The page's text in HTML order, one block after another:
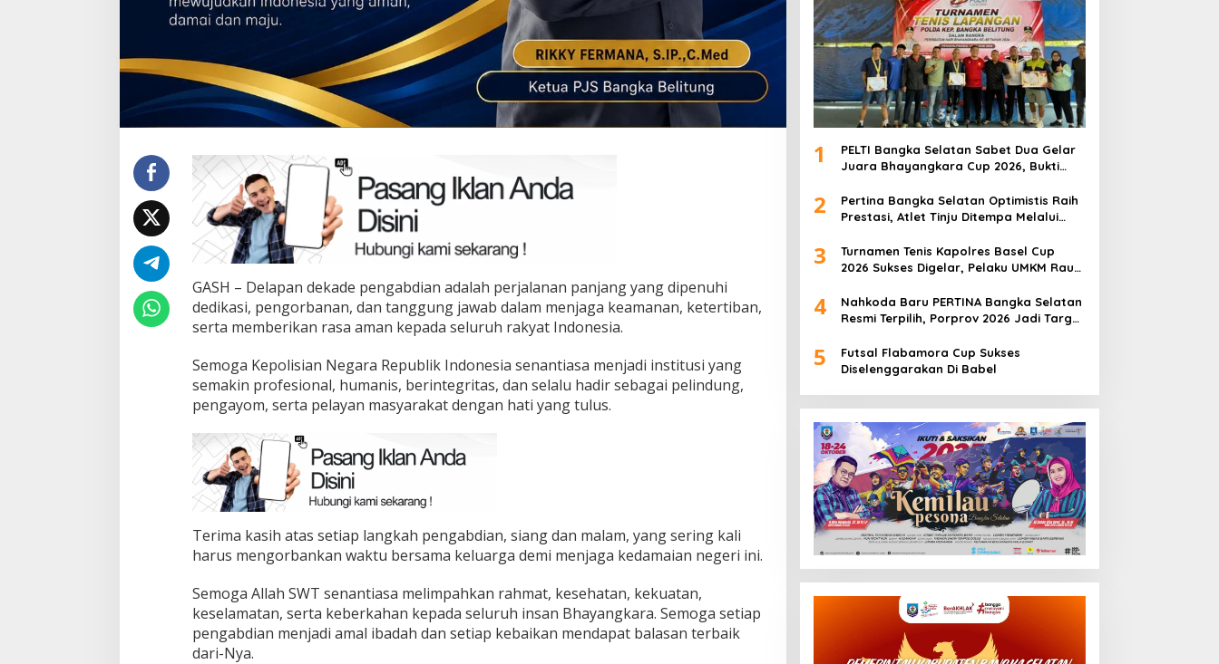
GASH – Delapan dekade pengabdian adalah perjalanan panjang yang dipenuhi
dedikasi, pengorbanan, dan tanggung jawab dalam menjaga keamanan, ketertiban,
serta memberikan rasa aman kepada seluruh rakyat Indonesia.
Semoga Kepolisian Negara Republik Indonesia senantiasa menjadi institusi yang
semakin profesional, humanis, berintegritas, dan selalu hadir sebagai pelindung,
pengayom, serta pelayan masyarakat dengan hati yang tulus.
Terima kasih atas setiap langkah pengabdian, siang dan malam, yang sering kali
harus mengorbankan waktu bersama keluarga demi menjaga kedamaian negeri ini.
Semoga Allah SWT senantiasa melimpahkan rahmat, kesehatan, kekuatan,
keselamatan, serta keberkahan kepada seluruh insan Bhayangkara. Semoga setiap
pengabdian menjadi amal ibadah dan setiap kebaikan mendapat balasan terbaik
dari-Nya.
1
PELTI Bangka Selatan Sabet Dua Gelar
Juara Bhayangkara Cup 2026, Bukti
2
Pertina Bangka Selatan Optimistis Raih
Prestasi, Atlet Tinju Ditempa Melalui
3
Turnamen Tenis Kapolres Basel Cup
2026 Sukses Digelar, Pelaku UMKM Raup
4
Nahkoda Baru PERTINA Bangka Selatan
Resmi Terpilih, Porprov 2026 Jadi Target
5
Futsal Flabamora Cup Sukses
Diselenggarakan Di Babel